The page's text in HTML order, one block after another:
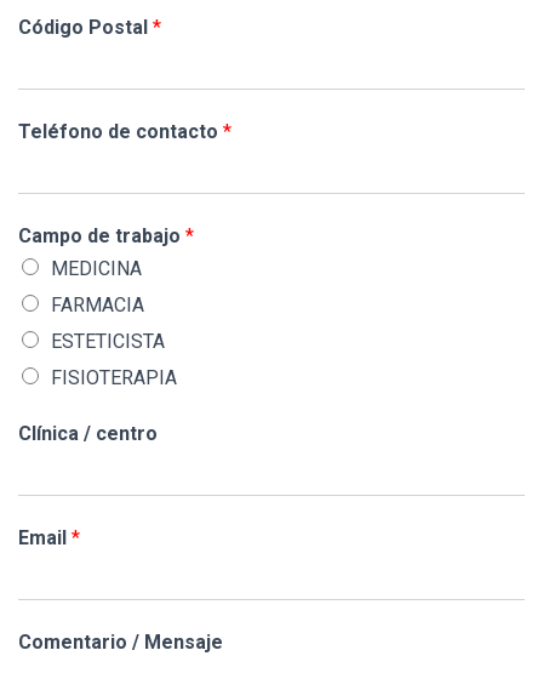
Código Postal *
Teléfono de contacto *
Campo de trabajo *
MEDICINA
FARMACIA
ESTETICISTA
FISIOTERAPIA
Clínica / centro
Email *
Comentario / Mensaje